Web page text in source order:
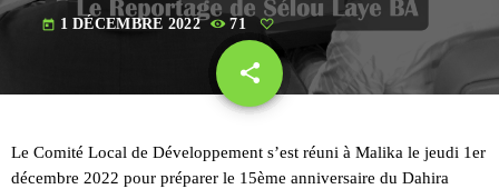
today 1 DÉCEMBRE 2022 71
share
email
Le Comité Local de Développement s’est réuni à Malika le jeudi 1er
décembre 2022 pour préparer le 15ème anniversaire du Dahira